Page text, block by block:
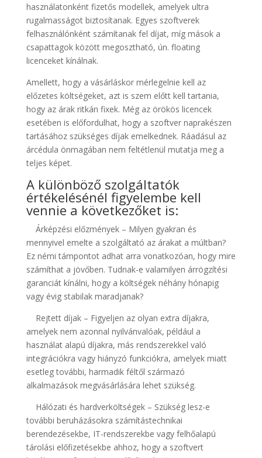
használatonként fizetős modellek, amelyek ultra
rugalmasságot biztosítanak. Egyes szoftverek
felhasználónként számítanak fel díjat, míg mások a
csapattagok között megosztható, ún. floating
licenceket kínálnak.
Amellett, hogy a vásárláskor mérlegelnie kell az
előzetes költségeket, azt is szem előtt kell tartania,
hogy az árak ritkán fixek. Még az örökös licencek
esetében is előfordulhat, hogy a szoftver naprakészen
tartásához szükséges díjak emelkednek. Ráadásul az
árcédula önmagában nem feltétlenül mutatja meg a
teljes képet.
A különböző szolgáltatók
értékelésénél figyelembe kell
vennie a következőket is:
Árképzési előzmények – Milyen gyakran és
mennyivel emelte a szolgáltató az árakat a múltban?
Ez némi támpontot adhat arra vonatkozóan, hogy mire
számíthat a jövőben. Tudnak-e valamilyen árrögzítési
garanciát kínálni, hogy a költségek néhány hónapig
vagy évig stabilak maradjanak?
Rejtett díjak – Figyeljen az olyan extra díjakra,
amelyek nem azonnal nyilvánvalóak, például a
használat alapú díjakra, más rendszerekkel való
integrációkra vagy hiányzó funkciókra, amelyek miatt
esetleg további, harmadik féltől származó
alkalmazások megvásárlására lehet szükség.
Hálózati és hardverköltségek – Szükség lesz-e
további beruházásokra számítástechnikai
berendezésekbe, IT-rendszerekbe vagy felhőalapú
tárolási előfizetésekbe ahhoz, hogy a szoftvert